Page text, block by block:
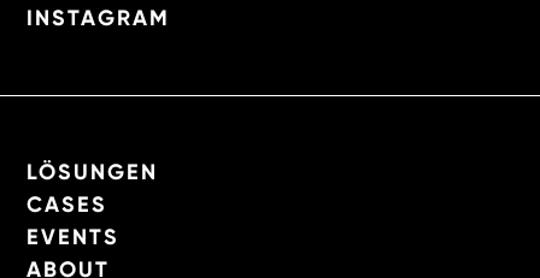
INSTAGRAM
LÖSUNGEN
CASES
EVENTS
ABOUT